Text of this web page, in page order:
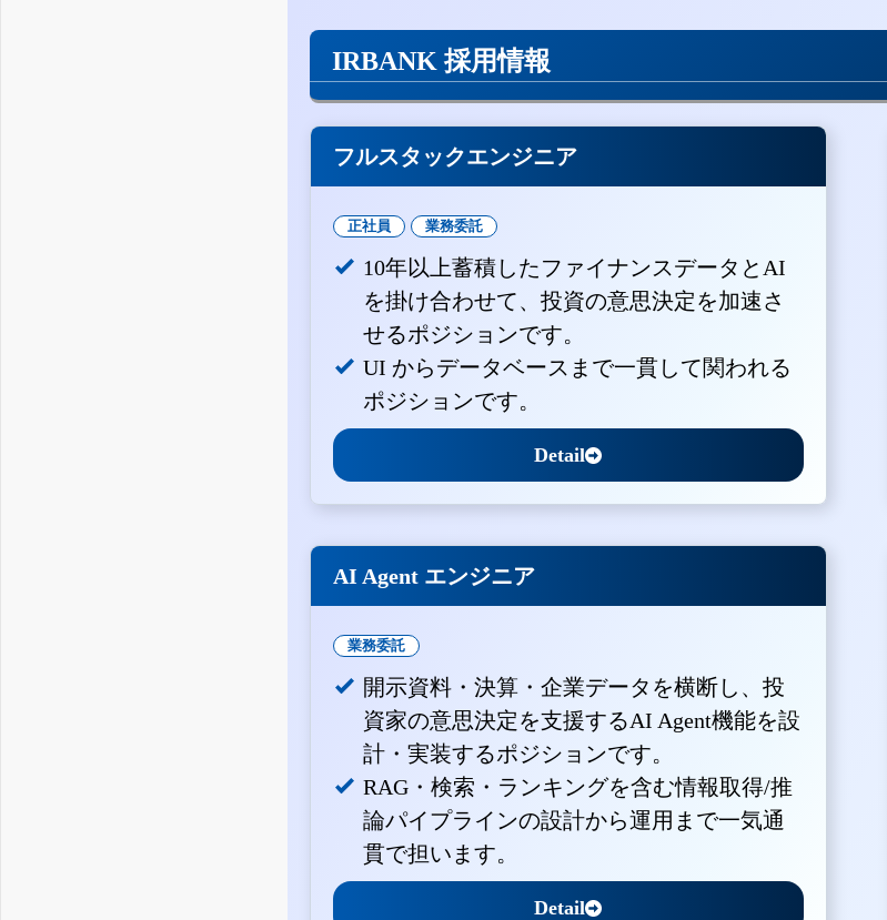
IRBANK 採用情報
フルスタックエンジニア
正社員 業務委託
10年以上蓄積したファイナンスデータとAI
を掛け合わせて、投資の意思決定を加速さ
せるポジションです。
UI からデータベースまで一貫して関われる
ポジションです。
Detail
AI Agent エンジニア
業務委託
開示資料・決算・企業データを横断し、投
資家の意思決定を支援するAI Agent機能を設
計・実装するポジションです。
RAG・検索・ランキングを含む情報取得/推
論パイプラインの設計から運用まで一気通
貫で担います。
Detail